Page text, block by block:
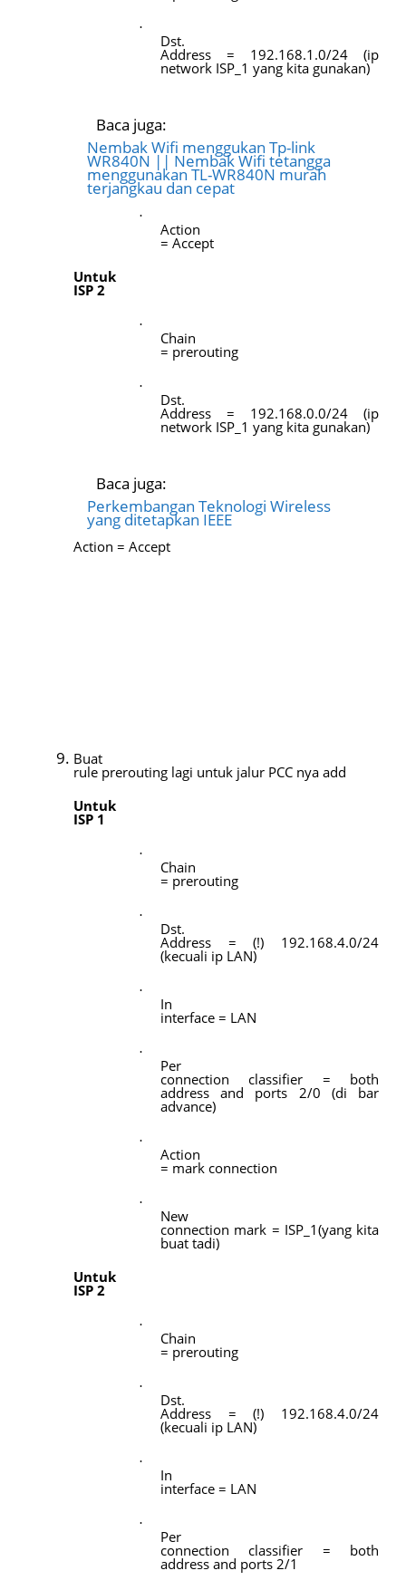
·
Dst.
Address = 192.168.1.0/24 (ip
network ISP_1 yang kita gunakan)
Baca juga:
Nembak Wifi menggukan Tp-link
WR840N || Nembak Wifi tetangga
menggunakan TL-WR840N murah
terjangkau dan cepat
·
Action
= Accept
Untuk
ISP 2
·
Chain
= prerouting
·
Dst.
Address = 192.168.0.0/24 (ip
network ISP_1 yang kita gunakan)
Baca juga:
Perkembangan Teknologi Wireless
yang ditetapkan IEEE
Action = Accept
Buat
rule prerouting lagi untuk jalur PCC nya add
Untuk
ISP 1
·
Chain
= prerouting
·
Dst.
Address = (!) 192.168.4.0/24
(kecuali ip LAN)
·
In
interface = LAN
·
Per
connection classifier = both
address and ports 2/0 (di bar
advance)
·
Action
= mark connection
·
New
connection mark = ISP_1(yang kita
buat tadi)
Untuk
ISP 2
·
Chain
= prerouting
·
Dst.
Address = (!) 192.168.4.0/24
(kecuali ip LAN)
·
In
interface = LAN
·
Per
connection classifier = both
address and ports 2/1